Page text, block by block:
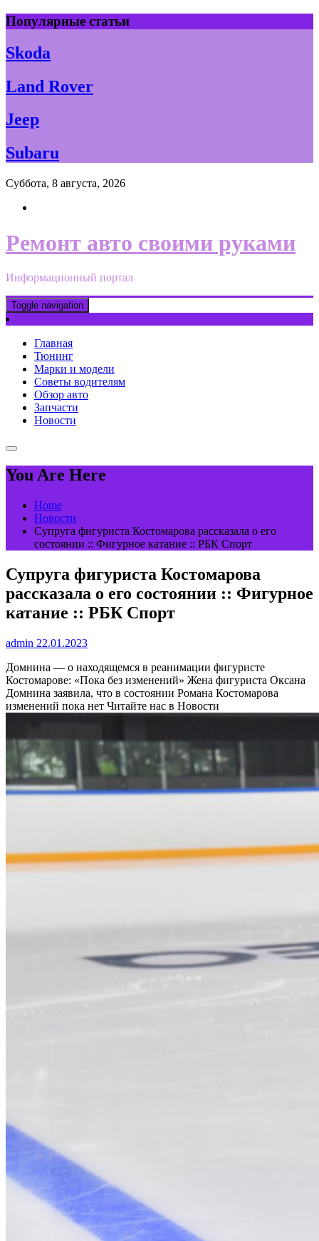
Skip
to
content
Популярные статьи
Skoda
Land Rover
Jeep
Subaru
Суббота, 8 августа, 2026
Ремонт авто своими руками
Информационный портал
Toggle navigation
Главная
Тюнинг
Марки и модели
Советы водителям
Обзор авто
Запчасти
Новости
You Are Here
Home
Новости
Супруга фигуриста Костомарова рассказала о его
состоянии :: Фигурное катание :: РБК Спорт
Супруга фигуриста Костомарова
рассказала о его состоянии :: Фигурное
катание :: РБК Спорт
admin 22.01.2023
Домнина — о находящемся в реанимации фигуристе
Костомарове: «Пока без изменений» Жена фигуриста Оксана
Домнина заявила, что в состоянии Романа Костомарова
изменений пока нет Читайте нас в Новости